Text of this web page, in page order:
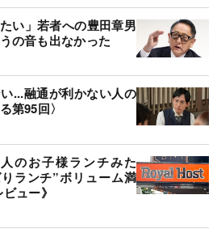
い」若者への豊田章男
の音も出なかった
...融通が利かない人の
第95回〉
のお子様ランチみた
ランチ”ボリューム満
ュー》